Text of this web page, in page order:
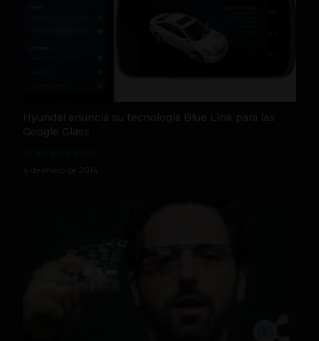
Hyundai anuncia su tecnología Blue Link para las
Google Glass
4 de enero de 2014